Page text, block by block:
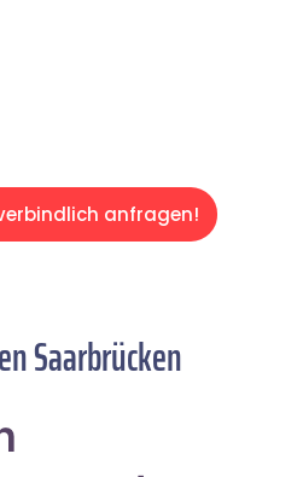
anfragen!
Saarbrücken